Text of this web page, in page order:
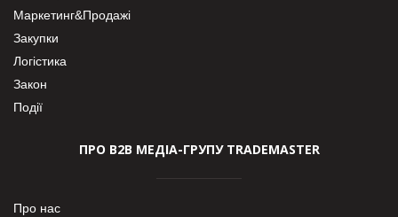
Маркетинг&Продажі
Закупки
Логістика
Закон
Події
ПРО В2В МЕДІА-ГРУПУ TRADEMASTER
Про нас